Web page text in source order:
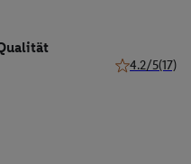
4.2/5(17)